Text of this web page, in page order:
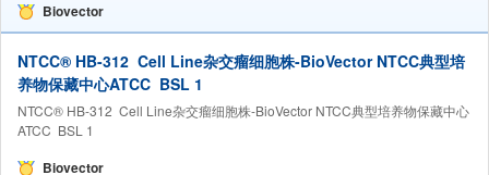
Biovector
NTCC® HB-312 Cell Line杂交瘤细胞株-BioVector NTCC典型培
养物保藏中心ATCC BSL 1
NTCC® HB-312 Cell Line杂交瘤细胞株-BioVector NTCC典型培养物保藏中心
ATCC BSL 1
Biovector